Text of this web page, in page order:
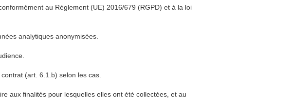
au Règlement (UE) 2016/679 (RGPD) et à la loi
analytiques anonymisées.
(art. 6.1.b) selon les cas.
aux finalités pour lesquelles elles ont été collectées, et au